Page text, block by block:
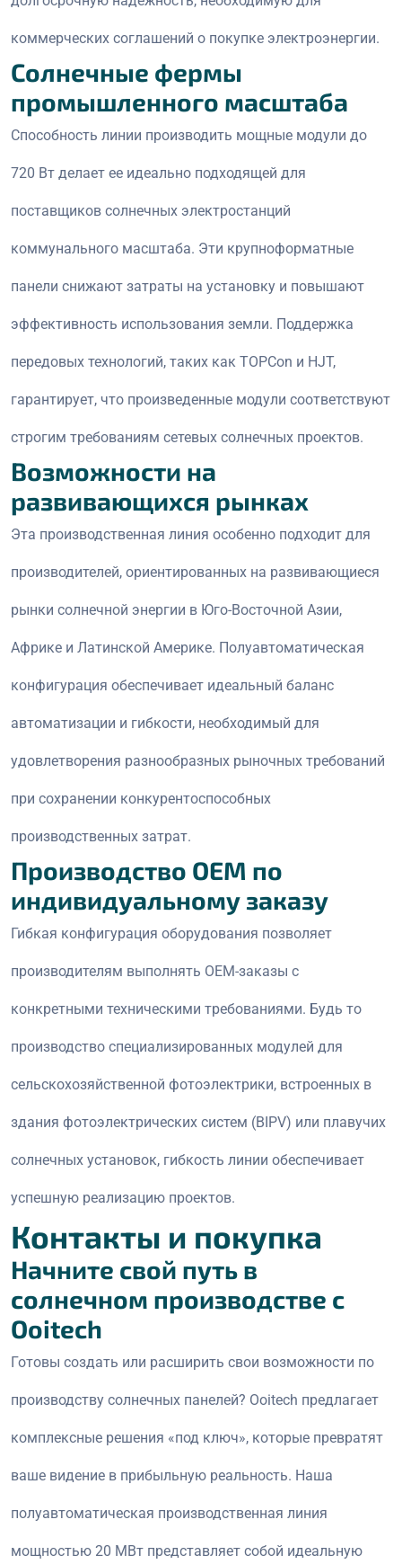
коммерческих соглашений о покупке электроэнергии.
Солнечные фермы
промышленного масштаба
Способность линии производить мощные модули до
720 Вт делает ее идеально подходящей для
поставщиков солнечных электростанций
коммунального масштаба. Эти крупноформатные
панели снижают затраты на установку и повышают
эффективность использования земли. Поддержка
передовых технологий, таких как TOPCon и HJT,
гарантирует, что произведенные модули соответствуют
строгим требованиям сетевых солнечных проектов.
Возможности на
развивающихся рынках
Эта производственная линия особенно подходит для
производителей, ориентированных на развивающиеся
рынки солнечной энергии в Юго-Восточной Азии,
Африке и Латинской Америке. Полуавтоматическая
конфигурация обеспечивает идеальный баланс
автоматизации и гибкости, необходимый для
удовлетворения разнообразных рыночных требований
при сохранении конкурентоспособных
производственных затрат.
Производство OEM по
индивидуальному заказу
Гибкая конфигурация оборудования позволяет
производителям выполнять OEM-заказы с
конкретными техническими требованиями. Будь то
производство специализированных модулей для
сельскохозяйственной фотоэлектрики, встроенных в
здания фотоэлектрических систем (BIPV) или плавучих
солнечных установок, гибкость линии обеспечивает
успешную реализацию проектов.
Контакты и покупка
Начните свой путь в
солнечном производстве с
Ooitech
Готовы создать или расширить свои возможности по
производству солнечных панелей? Ooitech предлагает
комплексные решения «под ключ», которые превратят
ваше видение в прибыльную реальность. Наша
полуавтоматическая производственная линия
мощностью 20 МВт представляет собой идеальную